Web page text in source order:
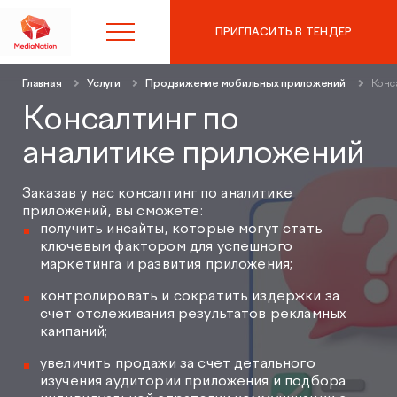
Контекстная реклама в
Яндекс.Директ
Аудит контекстной рекламы
SEO-продвижение
Вывод сайта из-под фильтров и санкций
GEO-продвижение
Digital Marketing
Комплексный digital-маркетинг
Веб-аналитика
8 (495) 215-10-97
ПРИГЛАСИТЬ В ТЕНДЕР
Главная Услуги Продвижение мобильных приложений
Консалтинг по
аналитике приложений
Заказав у нас консалтинг по аналитике
приложений, вы сможете:
получить инсайты, которые могут стать
ключевым фактором для успешного
маркетинга и развития приложения;
контролировать и сократить издержки за
счет отслеживания результатов рекламных
кампаний;
увеличить продажи за счет детального
изучения аудитории приложения и подбора